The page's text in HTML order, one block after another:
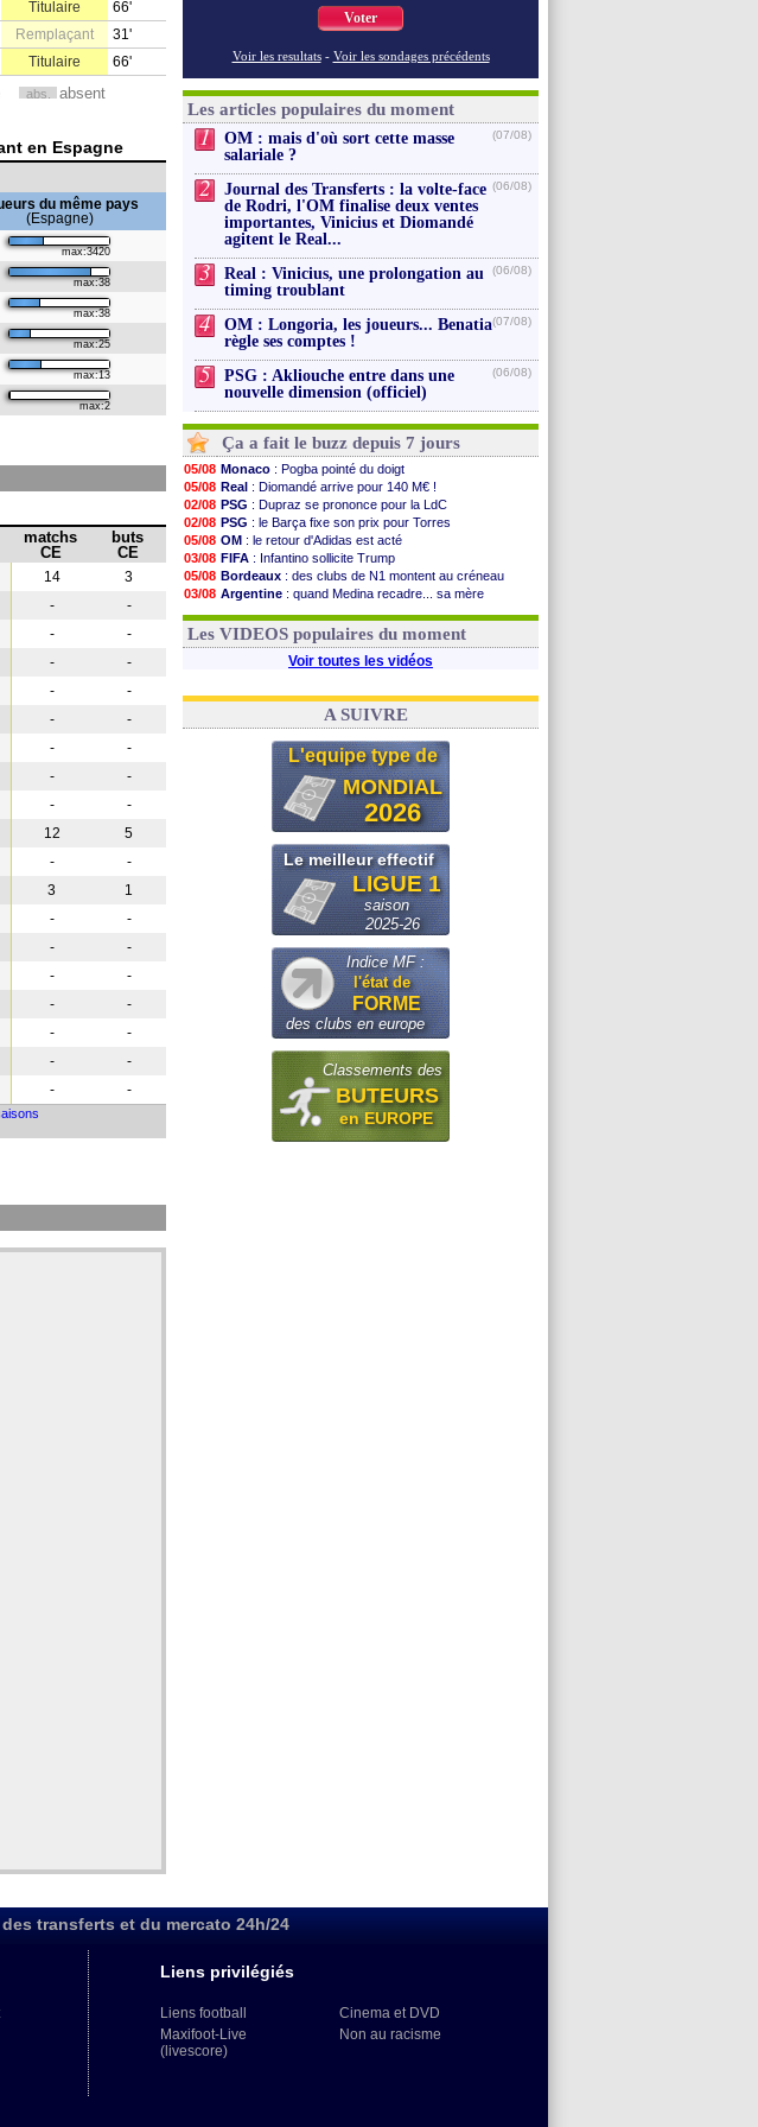
Titulaire
66'
Remplaçant
31'
Titulaire 66'
abs. absent
en Espagne
du même pays
(Espagne)
max:3420
max:38
max:38
max:25
max:13
max:2
matchs
CE
buts
CE
14
3
-
-
-
-
-
-
-
-
-
-
-
-
-
-
-
-
12
5
-
-
3
1
-
-
-
-
-
-
-
-
-
-
-
-
- -
Voter
Voir les resultats - Voir les sondages précédents
Les articles populaires du moment
1
OM : mais d'où sort cette masse
salariale ?
(07/08)
2
Journal des Transferts : la volte-face
de Rodri, l'OM finalise deux ventes
importantes, Vinicius et Diomandé
agitent le Real...
(06/08)
3
Real : Vinicius, une prolongation au
timing troublant
(06/08)
4
OM : Longoria, les joueurs... Benatia
règle ses comptes !
(07/08)
5
PSG : Akliouche entre dans une
nouvelle dimension (officiel)
(06/08)
Ça a fait le buzz depuis 7 jours
05/08 Monaco : Pogba pointé du doigt
05/08 Real : Diomandé arrive pour 140 M€ !
02/08 PSG : Dupraz se prononce pour la LdC
02/08 PSG : le Barça fixe son prix pour Torres
05/08 OM : le retour d'Adidas est acté
03/08 FIFA : Infantino sollicite Trump
05/08 Bordeaux : des clubs de N1 montent au créneau
03/08 Argentine : quand Medina recadre... sa mère
03/08 OM: Paixão attire un 2e club anglais
Les VIDEOS populaires du moment
Voir toutes les vidéos
A SUIVRE
L'equipe type de
MONDIAL
2026
Le meilleur effectif
LIGUE 1
saison
2025-26
Indice MF :
l'état de
FORME
des clubs en europe
Classements des
BUTEURS
en EUROPE
transferts et du mercato 24h/24
Liens privilégiés
Liens football
Maxifoot-Live
(livescore)
Cinema et DVD
Non au racisme